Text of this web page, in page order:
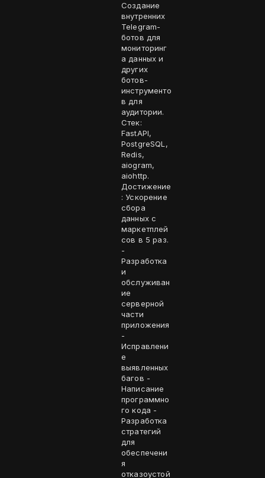
Создание
внутренних
Telegram-
ботов для
мониторинг
а данных и
других
ботов-
инструменто
в для
аудитории.
Стек:
FastAPI,
PostgreSQL,
Redis,
aiogram,
aiohttp.
Достижение
: Ускорение
сбора
данных с
маркетплей
сов в 5 раз.
-
Разработка
и
обслуживан
ие
серверной
части
приложения
-
Исправлени
е
выявленных
багов -
Написание
программно
го кода -
Разработка
стратегий
для
обеспечени
я
отказоустой